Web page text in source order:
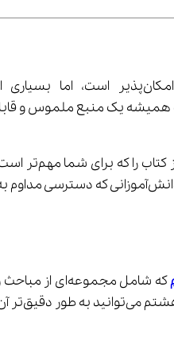
که شامل
مشاهده کنید :